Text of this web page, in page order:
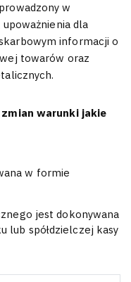
w
dla
informacji o
towarów oraz
warunki jakie
w formie
jest dokonywana
lub spółdzielczej kasy